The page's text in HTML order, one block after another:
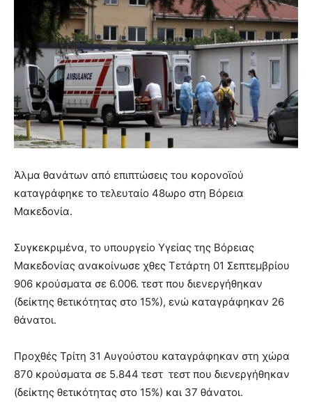
Άλμα θανάτων από επιπτώσεις του κορονοϊού
καταγράφηκε το τελευταίο 48ωρο στη Βόρεια
Μακεδονία.
Συγκεκριμένα, το υπουργείο Υγείας της Βόρειας
Μακεδονίας ανακοίνωσε χθες Τετάρτη 01 Σεπτεμβρίου
906 κρούσματα σε 6.006. τεστ που διενεργήθηκαν
(δείκτης θετικότητας στο 15%), ενώ καταγράφηκαν 26
θάνατοι.
Προχθές Τρίτη 31 Αυγούστου καταγράφηκαν στη χώρα
870 κρούσματα σε 5.844 τεστ τεστ που διενεργήθηκαν
(δείκτης θετικότητας στο 15%) και 37 θάνατοι.